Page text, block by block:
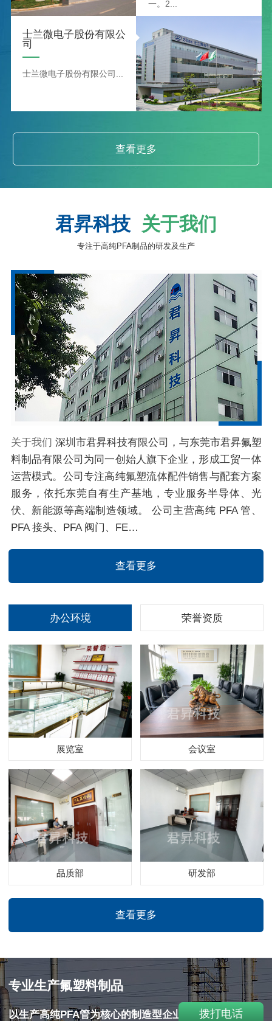
一。2...
​士兰微电子股份有限公
司
​士兰微电子股份有限公司...
查看更多
君昇科技 关于我们
专注于高纯PFA制品的研发及生产
关于我们 深圳市君昇科技有限公司，与东莞市君昇氟塑
料制品有限公司为同一创始人旗下企业，形成工贸一体
运营模式。公司专注高纯氟塑流体配件销售与配套方案
服务，依托东莞自有生产基地，专业服务半导体、光
伏、新能源等高端制造领域。 公司主营高纯 PFA 管、
PFA 接头、PFA 阀门、FE…
查看更多
办公环境 荣誉资质
展览室 会议室
品质部 研发部
查看更多
专业生产氟塑料制品
以生产高纯PFA管为核心的制造型企业！ 拨打电话